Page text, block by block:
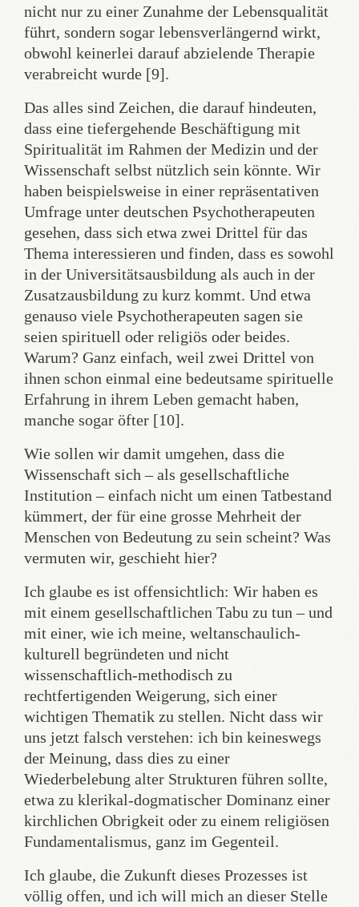
nicht nur zu einer Zunahme der Lebensqualität
führt, sondern sogar lebensverlängernd wirkt,
obwohl keinerlei darauf abzielende Therapie
verabreicht wurde [9].
Das alles sind Zeichen, die darauf hindeuten,
dass eine tiefergehende Beschäftigung mit
Spiritualität im Rahmen der Medizin und der
Wissenschaft selbst nützlich sein könnte. Wir
haben beispielsweise in einer repräsentativen
Umfrage unter deutschen Psychotherapeuten
gesehen, dass sich etwa zwei Drittel für das
Thema interessieren und finden, dass es sowohl
in der Universitätsausbildung als auch in der
Zusatzausbildung zu kurz kommt. Und etwa
genauso viele Psychotherapeuten sagen sie
seien spirituell oder religiös oder beides.
Warum? Ganz einfach, weil zwei Drittel von
ihnen schon einmal eine bedeutsame spirituelle
Erfahrung in ihrem Leben gemacht haben,
manche sogar öfter [10].
Wie sollen wir damit umgehen, dass die
Wissenschaft sich – als gesellschaftliche
Institution – einfach nicht um einen Tatbestand
kümmert, der für eine grosse Mehrheit der
Menschen von Bedeutung zu sein scheint? Was
vermuten wir, geschieht hier?
Ich glaube es ist offensichtlich: Wir haben es
mit einem gesellschaftlichen Tabu zu tun – und
mit einer, wie ich meine, weltanschaulich-
kulturell begründeten und nicht
wissenschaftlich-methodisch zu
rechtfertigenden Weigerung, sich einer
wichtigen Thematik zu stellen. Nicht dass wir
uns jetzt falsch verstehen: ich bin keineswegs
der Meinung, dass dies zu einer
Wiederbelebung alter Strukturen führen sollte,
etwa zu klerikal-dogmatischer Dominanz einer
kirchlichen Obrigkeit oder zu einem religiösen
Fundamentalismus, ganz im Gegenteil.
Ich glaube, die Zukunft dieses Prozesses ist
völlig offen, und ich will mich an dieser Stelle